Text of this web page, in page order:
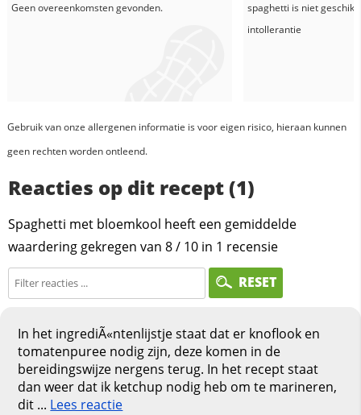
Geen overeenkomsten gevonden. spaghetti is niet
intollerantie
Gebruik van onze allergenen informatie is voor eigen risico, hieraan kunnen
geen rechten worden ontleend.
Reacties op dit recept (1)
Spaghetti met bloemkool heeft een gemiddelde
waardering gekregen van 8/ 10 in 1 recensie
RESET
In het ingrediÃ«ntenlijstje staat dat er knoflook en
tomatenpuree nodig zijn, deze komen in de
bereidingswijze nergens terug. In het recept staat
dan weer dat ik ketchup nodig heb om te marineren,
dit ... Lees reactie